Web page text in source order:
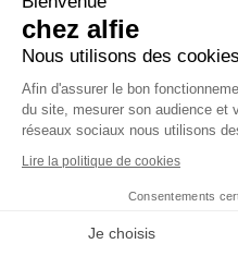
Téléphone
chez alfie
Nous utilisons des cookies
Afin d'assurer le bon
du site, mesurer son audience et
réseaux sociaux nous utilisons
Lire la politique de cookies
Consentements
Je choisis